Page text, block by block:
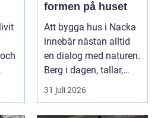
formen på huset
Att bygga hus i Nacka
innebär nästan alltid
en dialog med naturen.
Berg i dagen, tallar,
nivåskillna...
31 juli 2026